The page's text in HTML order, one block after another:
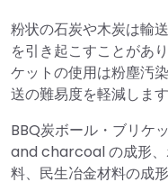
粉状の石炭や木炭は輸
を引き起こすことがあ
ケットの使用は粉塵汚
送の難易度を軽減します
BBQ炭ボール・ブリケ
and charcoal の成形、
料、民生冶金材料の成